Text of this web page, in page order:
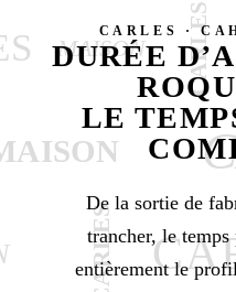
MAISON CARLES
CARLES
CARLES ·
DURÉE
LE
De la sortie de
trancher, le temps
entièrement le